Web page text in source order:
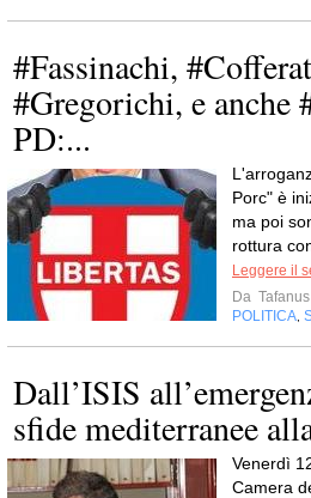
#Fassinachi,
#Gregorichi, e anche
PD:...
Porc" è
ma poi
rottura
Leggere il
Da Tafanus
POLITICA
Dall’ISIS
sfide mediterranee
Venerdì
Camera